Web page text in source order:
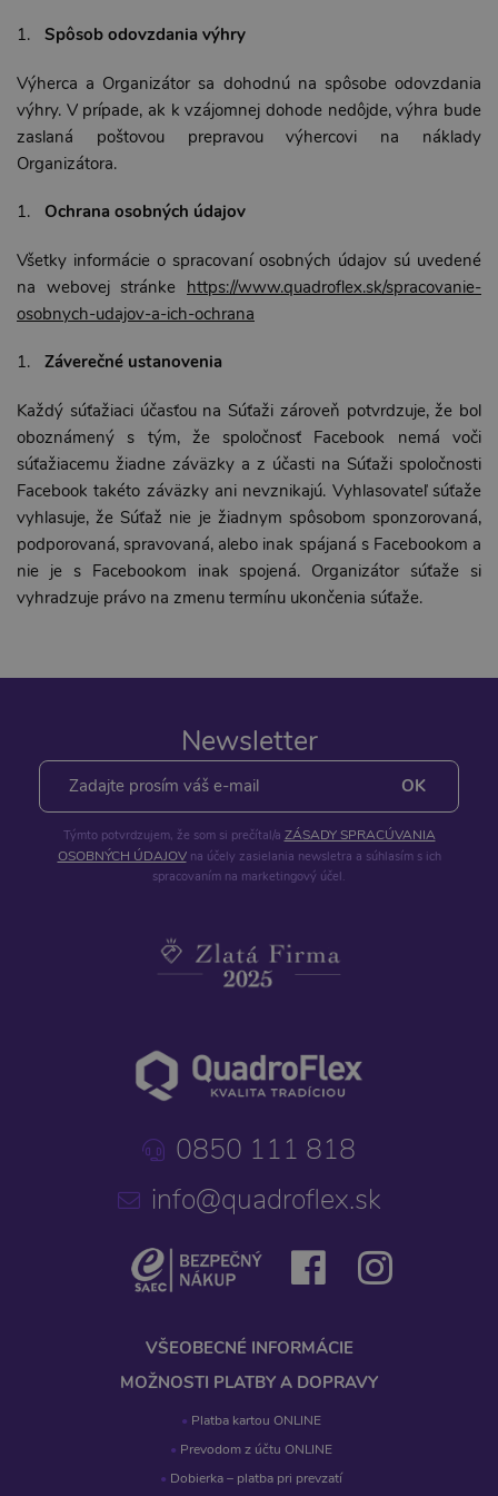
Spôsob odovzdania výhry
Výherca a Organizátor sa dohodnú na spôsobe odovzdania
výhry. V prípade, ak k vzájomnej dohode nedôjde, výhra bude
zaslaná poštovou prepravou výhercovi na náklady
Organizátora.
Ochrana osobných údajov
Všetky informácie o spracovaní osobných údajov sú uvedené
na webovej stránke https://www.quadroflex.sk/spracovanie-
osobnych-udajov-a-ich-ochrana
Záverečné ustanovenia
Každý súťažiaci účasťou na Súťaži zároveň potvrdzuje, že bol
oboznámený s tým, že spoločnosť Facebook nemá voči
súťažiacemu žiadne záväzky a z účasti na Súťaži spoločnosti
Facebook takéto záväzky ani nevznikajú. Vyhlasovateľ súťaže
vyhlasuje, že Súťaž nie je žiadnym spôsobom sponzorovaná,
podporovaná, spravovaná, alebo inak spájaná s Facebookom a
nie je s Facebookom inak spojená. Organizátor súťaže si
vyhradzuje právo na zmenu termínu ukončenia súťaže.
Newsletter
Týmto potvrdzujem, že som si prečítal/a ZÁSADY SPRACÚVANIA
OSOBNÝCH ÚDAJOVna účely zasielania newsletra a súhlasím s ich
spracovaním na marketingový účel.
0850 111 818
info@quadroflex.sk
VŠEOBECNÉ INFORMÁCIE
MOŽNOSTI PLATBY A DOPRAVY
Platba kartou ONLINE
Prevodom z účtu ONLINE
Dobierka – platba pri prevzatí